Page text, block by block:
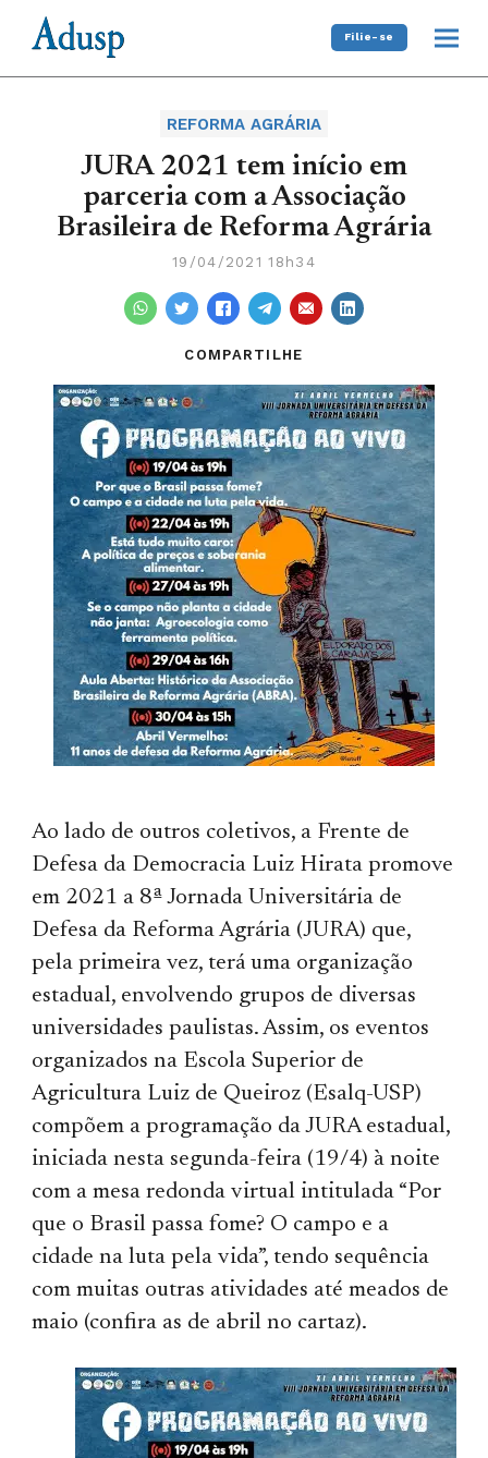
Filie-se
REFORMA AGRÁRIA
JURA 2021 tem início em
parceria com a Associação
Brasileira de Reforma Agrária
19/04/2021 18h34
COMPARTILHE
Ao lado de outros coletivos, a Frente de
Defesa da Democracia Luiz Hirata promove
em 2021 a 8ª Jornada Universitária de
Defesa da Reforma Agrária (JURA) que,
pela primeira vez, terá uma organização
estadual, envolvendo grupos de diversas
universidades paulistas. Assim, os eventos
organizados na Escola Superior de
Agricultura Luiz de Queiroz (Esalq-USP)
compõem a programação da JURA estadual,
iniciada nesta segunda-feira (19/4) à noite
com a mesa redonda virtual intitulada “Por
que o Brasil passa fome? O campo e a
cidade na luta pela vida”, tendo sequência
com muitas outras atividades até meados de
maio (confira as de abril no cartaz).